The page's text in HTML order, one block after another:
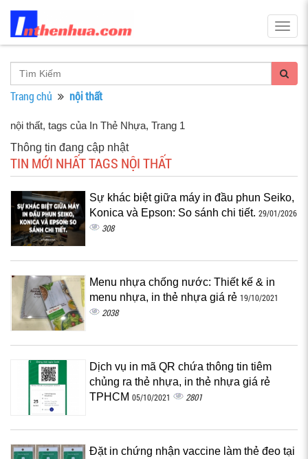
Trang chủ nội thất
nội thất, tags của In Thẻ Nhựa, Trang 1
Thông tin đang cập nhật
TIN MỚI NHẤT TAGS NỘI THẤT
Sự khác biệt giữa máy in đầu phun Seiko,
Konica và Epson: So sánh chi tiết. 29/01/2026
308
Menu nhựa chống nước: Thiết kế & in
menu nhựa, in thẻ nhựa giá rẻ 19/10/2021
2038
Dịch vụ in mã QR chứa thông tin tiêm
chủng ra thẻ nhựa, in thẻ nhựa giá rẻ
TPHCM 05/10/2021 2801
Đặt in chứng nhận vaccine làm thẻ đeo tại